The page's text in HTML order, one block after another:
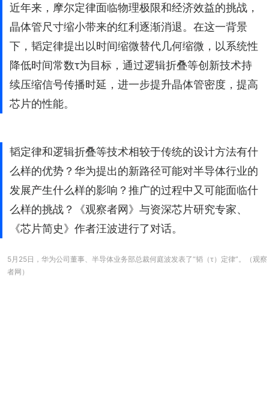
近年来，摩尔定律面临物理极限和经济效益的挑战，
晶体管尺寸缩小带来的红利逐渐消退。在这一背景
下，韬定律提出以时间缩微替代几何缩微，以系统性
降低时间常数τ为目标，通过逻辑折叠等创新技术持
续压缩信号传播时延，进一步提升晶体管密度，提高
芯片的性能。
韬定律和逻辑折叠等技术相较于传统的设计方法有什
么样的优势？华为提出的新路径可能对半导体行业的
发展产生什么样的影响？推广的过程中又可能面临什
么样的挑战？《观察者网》与资深芯片研究专家、
《芯片简史》作者汪波进行了对话。
5月25日，华为公司董事、半导体业务部总裁何庭波发表了“韬（τ）定律”。（观察
者网）